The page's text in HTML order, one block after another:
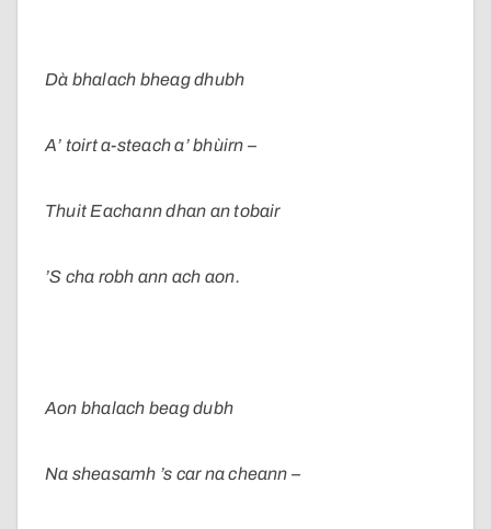
Dà bhalach bheag dhubh
A’ toirt a-steach a’ bhùirn –
Thuit Eachann dhan an tobair
’S cha robh ann ach aon.
Aon bhalach beag dubh
Na sheasamh ’s car na cheann –